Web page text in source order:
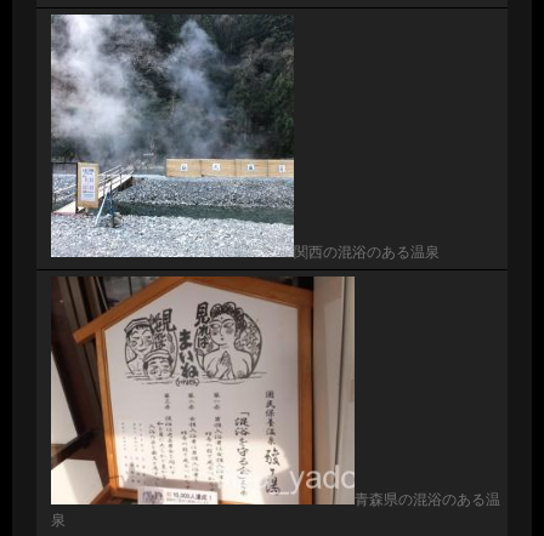
関西の混浴のある温泉
青森県の混浴のある温
泉